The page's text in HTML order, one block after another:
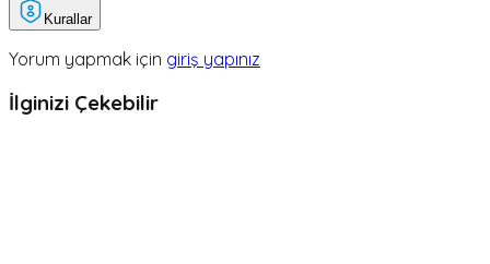
Kurallar
Yorum yapmak için giriş yapınız
İlginizi Çekebilir